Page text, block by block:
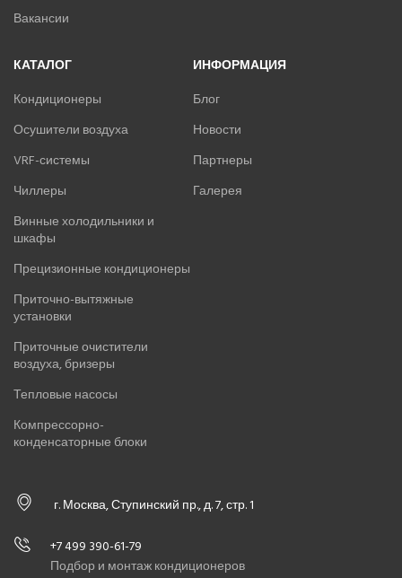
Вакансии
КАТАЛОГ
Кондиционеры
Осушители воздуха
VRF-системы
Чиллеры
Винные холодильники и
шкафы
Прецизионные кондиционеры
Приточно-вытяжные
установки
Приточные очистители
воздуха, бризеры
Тепловые насосы
Компрессорно-
конденсаторные блоки
ИНФОРМАЦИЯ
Блог
Новости
Партнеры
Галерея
г. Москва, Ступинский пр., д. 7, стр. 1
+7 499 390-61-79
Подбор и монтаж кондиционеров